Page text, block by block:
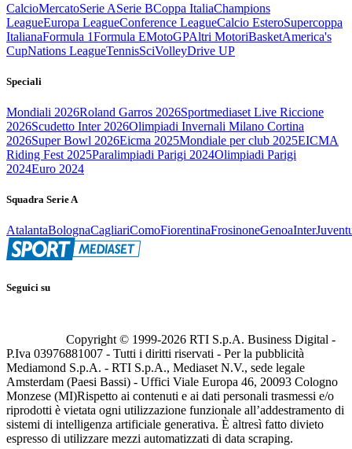
CalcioMercatoSerie ASerie BCoppa ItaliaChampions
LeagueEuropa LeagueConference LeagueCalcio EsteroSupercoppa
ItalianaFormula 1Formula EMotoGPAltri MotoriBasketAmerica's
CupNations LeagueTennisSciVolleyDrive UP
Speciali
Mondiali 2026Roland Garros 2026Sportmediaset Live Riccione
2026Scudetto Inter 2026Olimpiadi Invernali Milano Cortina
2026Super Bowl 2026Eicma 2025Mondiale per club 2025EICMA
Riding Fest 2025Paralimpiadi Parigi 2024Olimpiadi Parigi
2024Euro 2024
Squadra Serie A
AtalantaBolognaCagliariComoFiorentinaFrosinoneGenoaInter
Seguici su
Copyright © 1999-2026 RTI S.p.A. Business Digital -
P.Iva 03976881007 - Tutti i diritti riservati - Per la pubblicità
Mediamond S.p.A. - RTI S.p.A., Mediaset N.V., sede legale
Amsterdam (Paesi Bassi) - Uffici Viale Europa 46, 20093 Cologno
Monzese (MI)Rispetto ai contenuti e ai dati personali trasmessi e/o
riprodotti è vietata ogni utilizzazione funzionale all’addestramento di
sistemi di intelligenza artificiale generativa. È altresì fatto divieto
espresso di utilizzare mezzi automatizzati di data scraping.